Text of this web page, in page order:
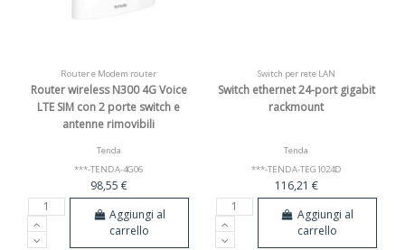
Router e Modem router
Router wireless N300 4G Voice
LTE SIM con 2 porte switch e
antenne rimovibili
Tenda
***-TENDA-4G06
98,55 €
Aggiungi al
carrello
Switch per rete LAN
Switch ethernet 24-port gigabit
rackmount
Tenda
***-TENDA-TEG1024D
116,21 €
Aggiungi al
carrello